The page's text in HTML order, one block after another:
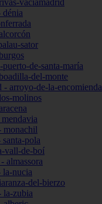
vaciamadrid
dénia
sator
de-santa-maría
del-monte
- arroyo-de-la-encomienda
molinos
monachil
pola
vall-de-boí
almassora
la-nucia
del-bierzo
la-zubia